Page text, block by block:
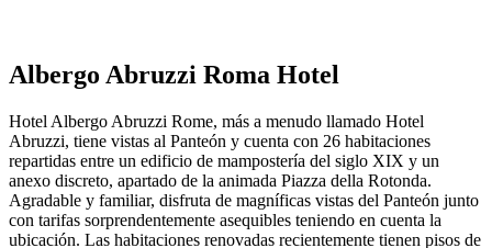
Albergo Abruzzi Roma Hotel
Hotel Albergo Abruzzi Rome, más a menudo llamado Hotel
Abruzzi, tiene vistas al Panteón y cuenta con 26 habitaciones
repartidas entre un edificio de mampostería del siglo XIX y un
anexo discreto, apartado de la animada Piazza della Rotonda.
Agradable y familiar, disfruta de magníficas vistas del Panteón junto
con tarifas sorprendentemente asequibles teniendo en cuenta la
ubicación. Las habitaciones renovadas recientemente tienen pisos de